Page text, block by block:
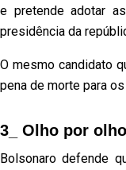
e pretende adotar
presidência da
O mesmo candidato
pena de morte para
3_ Olho por
Bolsonaro defende